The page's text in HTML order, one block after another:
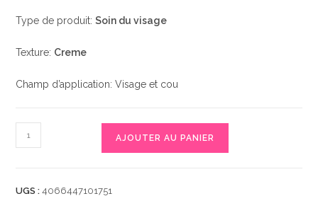
Type de produit:Soin du visage
Texture: Creme
Champ d’application: Visage et cou
de
AJOUTER AU PANIER
UGS :4066447101751